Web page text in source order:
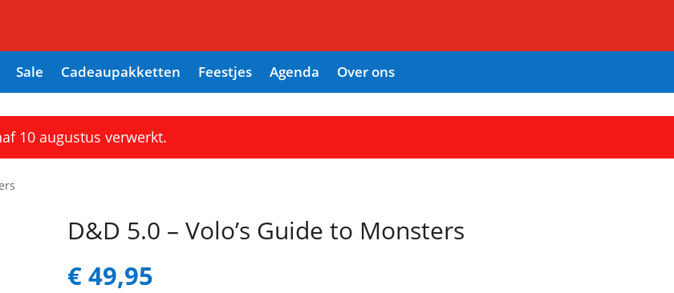
Sale Cadeaupakketten Feestjes Agenda Over ons
10 augustus verwerkt.
D&D 5.0 – Volo’s Guide to Monsters
€49,95